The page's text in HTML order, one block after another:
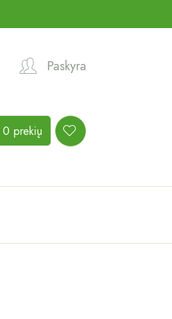
Paskyra
prekių